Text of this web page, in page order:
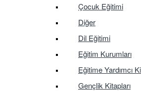
Çocuk Eğitimi
Diğer
Dil Eğitimi
Eğitim Kurumları
Eğitime Yardımcı
Gençlik Kitapları